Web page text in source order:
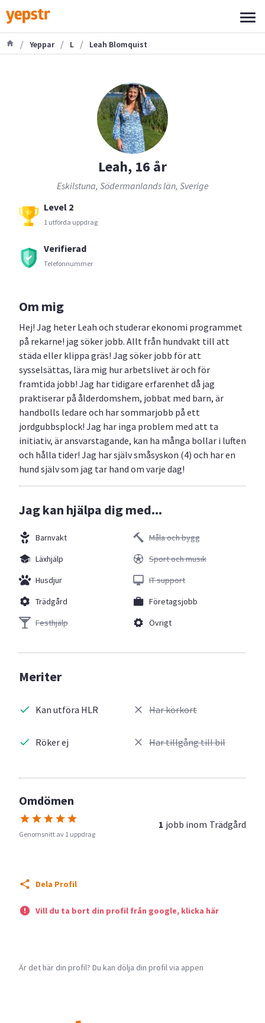
/ Yeppar / L / Leah Blomquist
Leah, 16 år
Eskilstuna, Södermanlands län, Sverige
Level 2
1 utförda uppdrag
Verifierad
Telefonnummer
Om mig
Hej! Jag heter Leah och studerar ekonomi programmet
på rekarne! jag söker jobb. Allt från hundvakt till att
städa eller klippa gräs! Jag söker jobb för att
sysselsättas, lära mig hur arbetslivet är och för
framtida jobb! Jag har tidigare erfarenhet då jag
praktiserar på ålderdomshem, jobbat med barn, är
handbolls ledare och har sommarjobb på ett
jordgubbsplock! Jag har inga problem med att ta
initiativ, är ansvarstagande, kan ha många bollar i luften
och hålla tider! Jag har själv småsyskon (4) och har en
hund själv som jag tar hand om varje dag!
Jag kan hjälpa dig med...
Barnvakt
Läxhjälp
Husdjur
Trädgård
Festhjälp
Måla och bygg
Sport och musik
IT support
Företagsjobb
Övrigt
Meriter
Kan utföra HLR
Röker ej
Har körkort
Har tillgång till bil
Omdömen
Genomsnitt av 1 uppdrag
1 jobb inom Trädgård
Dela Profil
Vill du ta bort din profil från google, klicka här
Är det här din profil? Du kan dölja din profil via appen